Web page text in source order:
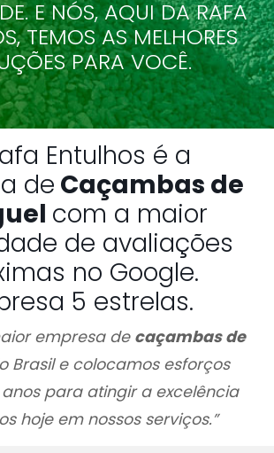
E NÓS, AQUI DA RAFA
TEMOS AS MELHORES
PARA VOCÊ.
Entulhos é a
de Caçambas de
com a maior
de avaliações
no Google.
5 estrelas.
empresa de caçambas de
Brasil e colocamos esforços
para atingir a excelência
hoje em nossos serviços.”